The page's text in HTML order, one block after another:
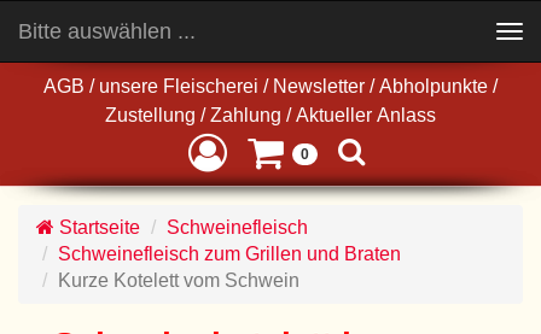
AGB / unsere Fleischerei / Newsletter / Abholpunkte /
Zustellung / Zahlung / Aktueller Anlass
0
Bitte auswählen ...
navigation
Startseite
Schweinefleisch
Schweinefleisch zum Grillen und Braten
Kurze Kotelett vom Schwein